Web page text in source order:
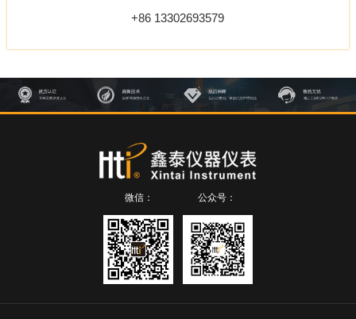
+86 13302693579
微信： 公众号：